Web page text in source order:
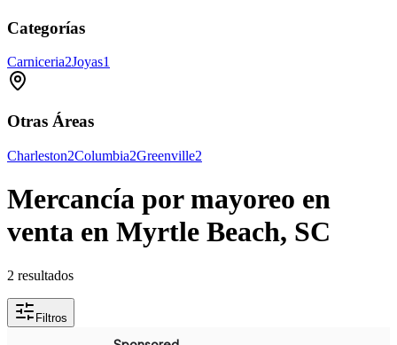
Categorías
Carniceria2Joyas1
Otras Áreas
Charleston2Columbia2Greenville2
Mercancía por mayoreo en
venta en Myrtle Beach, SC
2 resultados
Filtros